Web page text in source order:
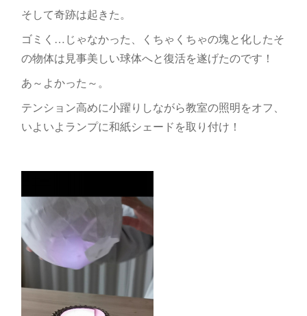
そして奇跡は起きた。
ゴミく…じゃなかった、くちゃくちゃの塊と化したそ
の物体は見事美しい球体へと復活を遂げたのです！
あ～よかった～。
テンション高めに小躍りしながら教室の照明をオフ、
いよいよランプに和紙シェードを取り付け！